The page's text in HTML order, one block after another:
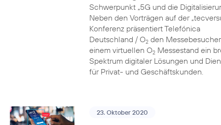
Schwerpunkt „5G und die
Neben den Vorträgen auf der
Konferenz präsentiert Telefónica
Deutschland / O2den
einem virtuellen O2Messestand ein
Spektrum digitaler Lösungen und
für Privat- und Geschäftskunden.
23. Oktober 2020